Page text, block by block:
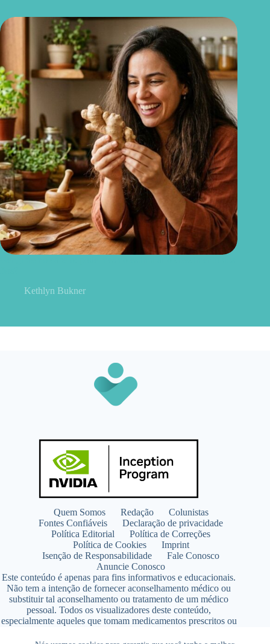
Kethlyn Bukner
Quem Somos Redação
Colunistas
Fontes Confiáveis
Declaração de privacidade
Política Editorial
Política de Correções
Política de Cookies
Imprint
Isenção de Responsabilidade
Fale Conosco
Anuncie Conosco
Este conteúdo é apenas para fins informativos e educacionais.
Não tem a intenção de fornecer aconselhamento médico ou
substituir tal aconselhamento ou tratamento de um médico
pessoal. Todos os visualizadores deste conteúdo,
especialmente aqueles que tomam medicamentos prescritos ou